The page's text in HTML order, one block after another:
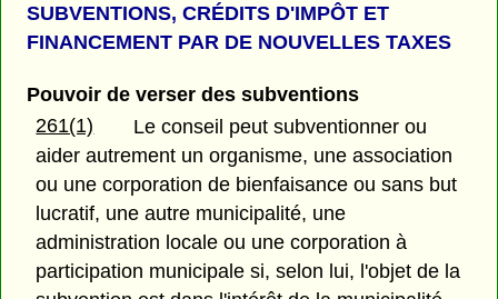
SUBVENTIONS, CRÉDITS D'IMPÔT ET
FINANCEMENT PAR DE NOUVELLES TAXES
Pouvoir de verser des subventions
261(1)
Le conseil peut subventionner ou
aider autrement un organisme, une association
ou une corporation de bienfaisance ou sans but
lucratif, une autre municipalité, une
administration locale ou une corporation à
participation municipale si, selon lui, l'objet de la